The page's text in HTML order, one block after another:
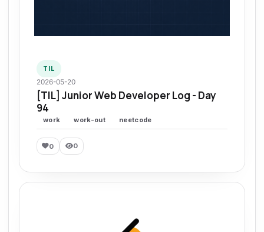
TIL
2026-05-20
[TIL] Junior Web Developer Log - Day
94
work work-out neetcode
0 0